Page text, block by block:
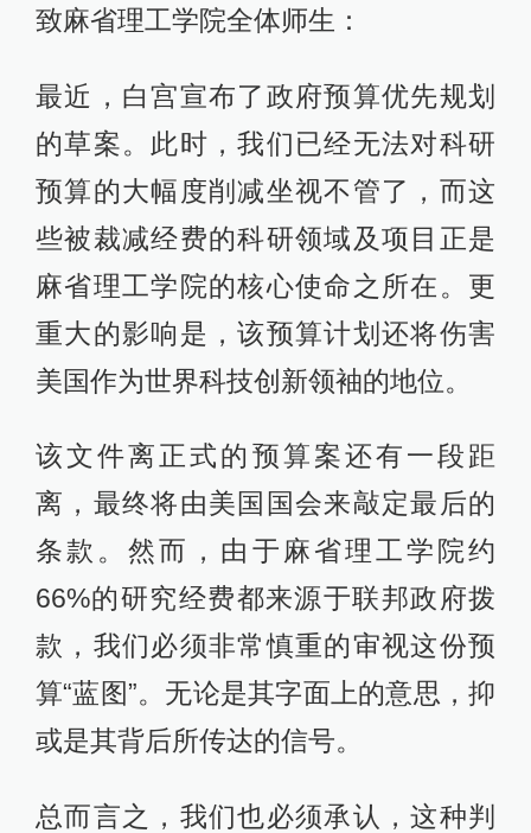
致麻省理工学院全体师生：
最近，白宫宣布了政府预算优先规划
的草案。此时，我们已经无法对科研
预算的大幅度削减坐视不管了，而这
些被裁减经费的科研领域及项目正是
麻省理工学院的核心使命之所在。更
重大的影响是，该预算计划还将伤害
美国作为世界科技创新领袖的地位。
该文件离正式的预算案还有一段距
离，最终将由美国国会来敲定最后的
条款。然而，由于麻省理工学院约
66%的研究经费都来源于联邦政府拨
款，我们必须非常慎重的审视这份预
算“蓝图”。无论是其字面上的意思，抑
或是其背后所传达的信号。
总而言之，我们也必须承认，这种判